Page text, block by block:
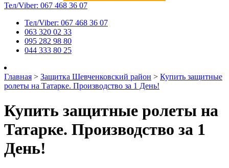
Тел/Viber: 067 468 36 07
Тел/Viber: 067 468 36 07
063 320 02 33
095 282 98 80
044 333 80 25
Главная > Защитка Шевченковский район > Купить защитные
ролеты на Татарке. Производство за 1 День!
Купить защитные ролеты на
Татарке. Производство за 1
День!